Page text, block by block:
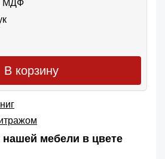
МДФ
В корзину
мебели в цвете